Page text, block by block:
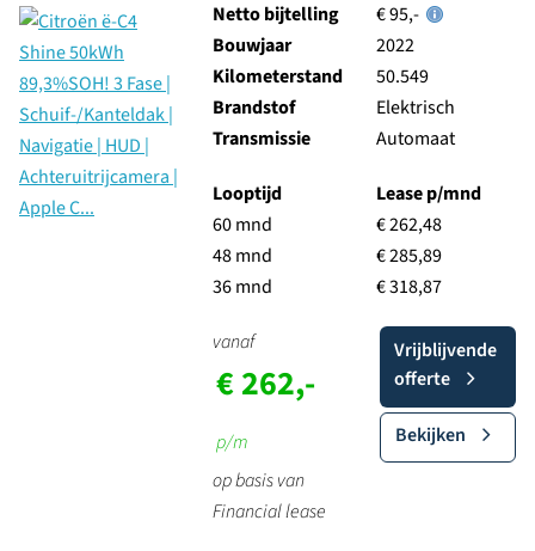
Netto bijtelling
€ 95,-
Bouwjaar
2022
Kilometerstand
50.549
Brandstof
Elektrisch
Transmissie
Automaat
Looptijd
60 mnd
48 mnd
36 mnd
Lease p/mnd
€ 262,48
€ 285,89
€ 318,87
vanaf
€ 262,-
p/m
op basis van
Financial lease
Vrijblijvende
offerte
Bekijken